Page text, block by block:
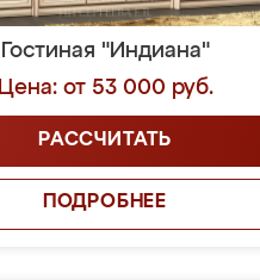
Гостиная "Индиана"
Цена: от 53 000 руб.
РАССЧИТАТЬ
ПОДРОБНЕЕ